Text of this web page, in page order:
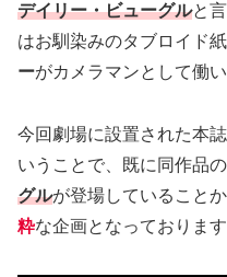
デイリー・ビューグルと言
はお馴染みのタブロイド
ーがカメラマンとして働
今回劇場に設置された本
いうことで、既に同作品
グルが登場していること
粋な企画となっております